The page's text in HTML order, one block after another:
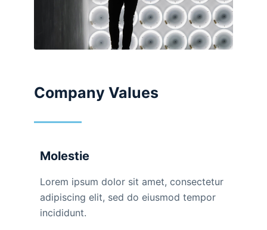
Company Values
Molestie
Lorem ipsum dolor sit amet, consectetur
adipiscing elit, sed do eiusmod tempor
incididunt.